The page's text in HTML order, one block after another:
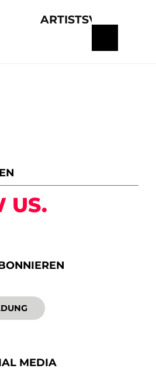
ARTISTS
US.
MEDIA